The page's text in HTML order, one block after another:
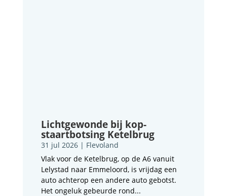
Lichtgewonde bij kop-
staartbotsing Ketelbrug
31 jul 2026| Flevoland
Vlak voor de Ketelbrug, op de A6 vanuit
Lelystad naar Emmeloord, is vrijdag een
auto achterop een andere auto gebotst.
Het ongeluk gebeurde rond...